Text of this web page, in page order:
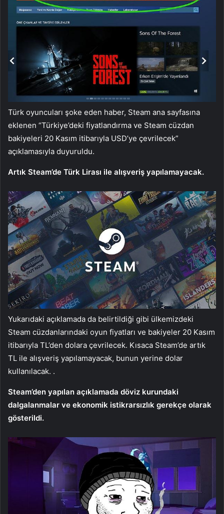
Türk oyuncuları şoke eden haber, Steam ana sayfasına
eklenen “Türkiye’deki fiyatlandırma ve Steam cüzdan
bakiyeleri 20 Kasım itibarıyla USD’ye çevrilecek”
açıklamasıyla duyuruldu.
Artık Steam’de Türk Lirası ile alışveriş yapılamayacak.
Yukarıdaki açıklamada da belirtildiği gibi ülkemizdeki
Steam cüzdanlarındaki oyun fiyatları ve bakiyeler 20 Kasım
itibarıyla TL’den dolara çevrilecek. Kısaca Steam’de artık
TL ile alışveriş yapılamayacak, bunun yerine dolar
kullanılacak. .
Steam’den yapılan açıklamada döviz kurundaki
dalgalanmalar ve ekonomik istikrarsızlık gerekçe olarak
gösterildi.